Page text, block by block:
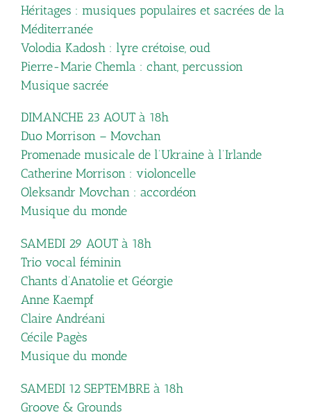
Héritages : musiques populaires et sacrées de la
Méditerranée
Volodia Kadosh : lyre crétoise, oud
Pierre-Marie Chemla : chant, percussion
Musique sacrée
DIMANCHE 23 AOUT à 18h
Duo Morrison – Movchan
Promenade musicale de l’Ukraine à l’Irlande
Catherine Morrison : violoncelle
Oleksandr Movchan : accordéon
Musique du monde
SAMEDI 29 AOUT à 18h
Trio vocal féminin
Chants d’Anatolie et Géorgie
Anne Kaempf
Claire Andréani
Cécile Pagès
Musique du monde
SAMEDI 12 SEPTEMBRE à 18h
Groove & Grounds